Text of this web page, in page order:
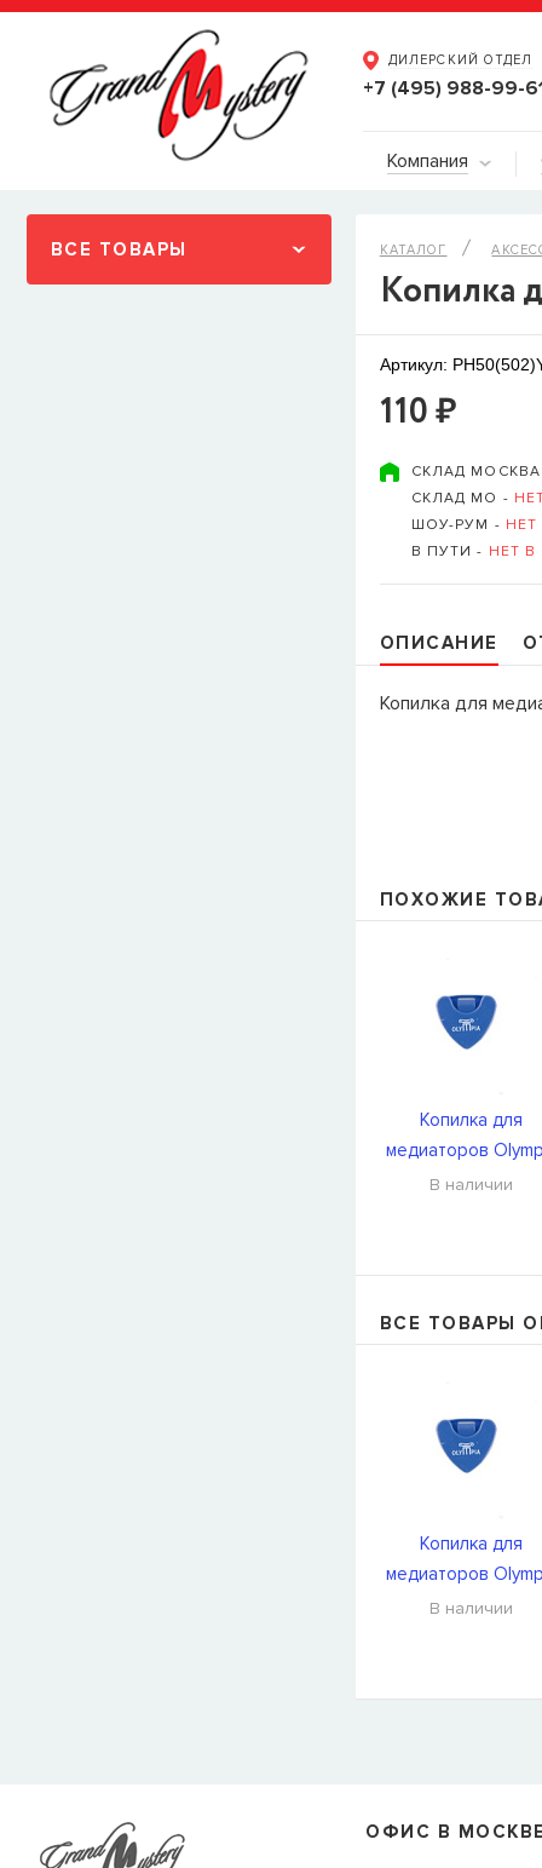
ДИЛЕРСКИЙ ОТДЕЛ
+7 (495) 988-99-
Компания
ВСЕ ТОВАРЫ КАТАЛОГ
Копилка
Артикул:
110 ₽
СКЛАД
СКЛАД МО -
ШОУ-РУМ -
В ПУТИ - НЕТ
ОПИСАНИЕ
Копилка для
ПОХОЖИЕ
Копилка для
медиаторов
PH50(503)BL
В наличии
ВСЕ ТОВАРЫ
Копилка для
медиаторов
PH50(503)BL
В наличии
наличии, но вы можете оставить заявку и мы сообщим
когда товар можно будет купить.
ОФИС В